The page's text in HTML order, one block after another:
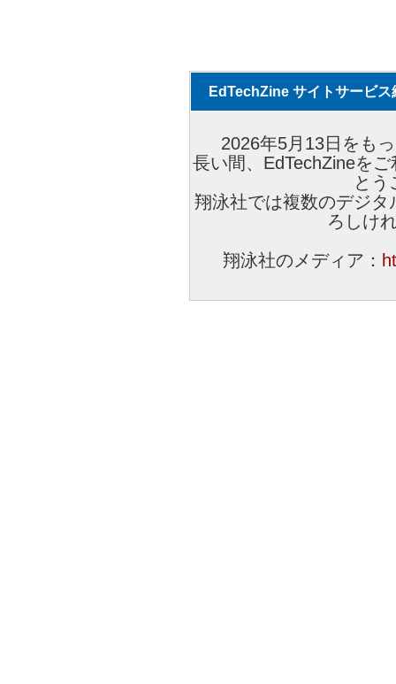
EdTechZine サイトサービス
2026年5月13日をも
長い間、EdTechZineを
とう
翔泳社では複数のデジ
ろしけ
翔泳社のメディア：